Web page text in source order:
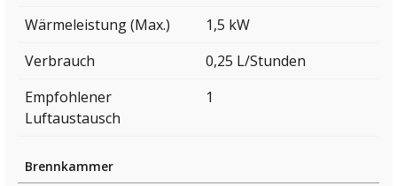
Wärmeleistung (Max.)
1,5 kW
Verbrauch
0,25 L/Stunden
Empfohlener
Luftaustausch
1
Brennkammer